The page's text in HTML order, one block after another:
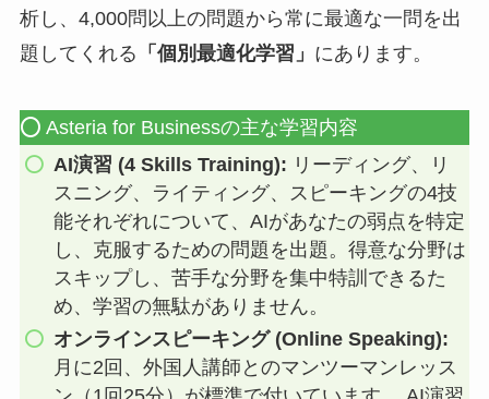
析し、4,000問以上の問題から常に最適な一問を出
題してくれる 「個別最適化学習」 にあります。
⭕️ Asteria for Businessの主な学習内容
AI演習 (4 Skills Training): リーディング、リ
スニング、ライティング、スピーキングの4技
能それぞれについて、AIがあなたの弱点を特定
し、克服するための問題を出題。得意な分野は
スキップし、苦手な分野を集中特訓できるた
め、学習の無駄がありません。
オンラインスピーキング (Online Speaking):
月に2回、外国人講師とのマンツーマンレッス